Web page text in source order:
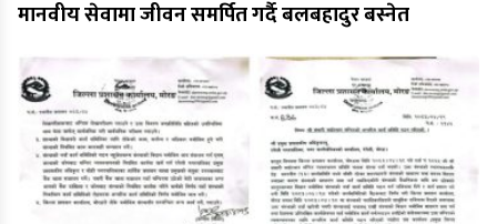
मानवीय सेवामा जीवन समर्पित गर्दै बलबहादुर बस्नेत